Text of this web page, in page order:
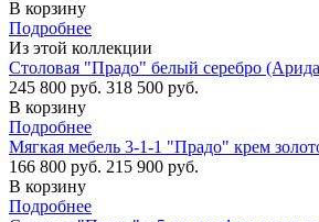
В корзину
Подробнее
Из этой коллекции
Столовая "Прадо" белый серебро
245 800 руб. 318 500 руб.
В корзину
Подробнее
Мягкая мебель 3-1-1 "Прадо" крем
166 800 руб. 215 900 руб.
В корзину
Подробнее